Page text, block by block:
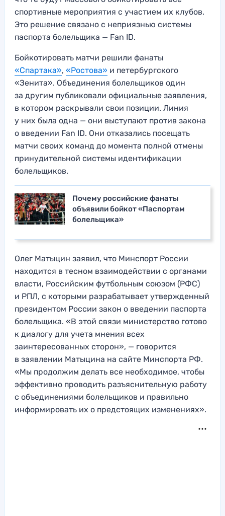
спортивные мероприятия с участием их клубов.
Это решение связано с неприязнью системы
паспорта болельщика — Fan ID.
Бойкотировать матчи решили фанаты
«Спартака», «Ростова» и петербургского
«Зенита». Объединения болельщиков один
за другим публиковали официальные заявления,
в котором раскрывали свои позиции. Линия
у них была одна — они выступают против закона
о введении Fan ID. Они отказались посещать
матчи своих команд до момента полной отмены
принудительной системы идентификации
болельщиков.
Почему российские фанаты
объявили бойкот «Паспортам
болельщика»
Олег Матыцин заявил, что Минспорт России
находится в тесном взаимодействии с органами
власти, Российским футбольным союзом (РФС)
и РПЛ, с которыми разрабатывает утвержденный
президентом России закон о введении паспорта
болельщика. «В этой связи министерство готово
к диалогу для учета мнения всех
заинтересованных сторон», — говорится
в заявлении Матыцина на сайте Минспорта РФ.
«Мы продолжим делать все необходимое, чтобы
эффективно проводить разъяснительную работу
с объединениями болельщиков и правильно
информировать их о предстоящих изменениях».